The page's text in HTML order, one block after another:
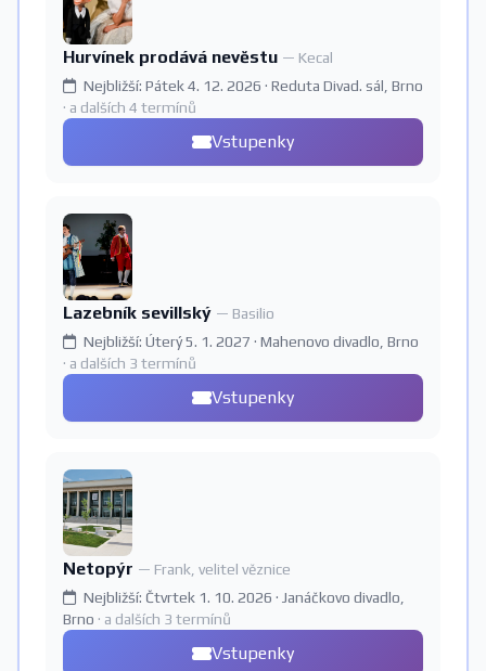
Hurvínek prodává nevěstu — Kecal
Nejbližší: Pátek 4. 12. 2026 · Reduta Divad. sál, Brno
· a dalších 4 termínů
Vstupenky
Lazebník sevillský — Basilio
Nejbližší: Úterý 5. 1. 2027 · Mahenovo divadlo, Brno
· a dalších 3 termínů
Vstupenky
Netopýr — Frank, velitel věznice
Nejbližší: Čtvrtek 1. 10. 2026 · Janáčkovo divadlo,
Brno · a dalších 3 termínů
Vstupenky